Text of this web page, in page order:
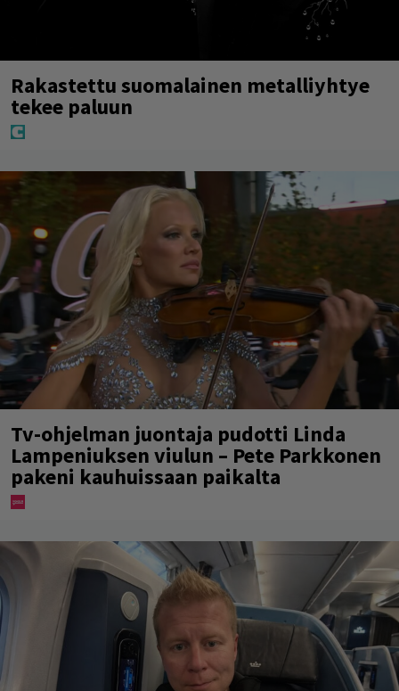
Rakastettu suomalainen metalliyhtye
tekee paluun
Tv-ohjelman juontaja pudotti Linda
Lampeniuksen viulun – Pete Parkkonen
pakeni kauhuissaan paikalta